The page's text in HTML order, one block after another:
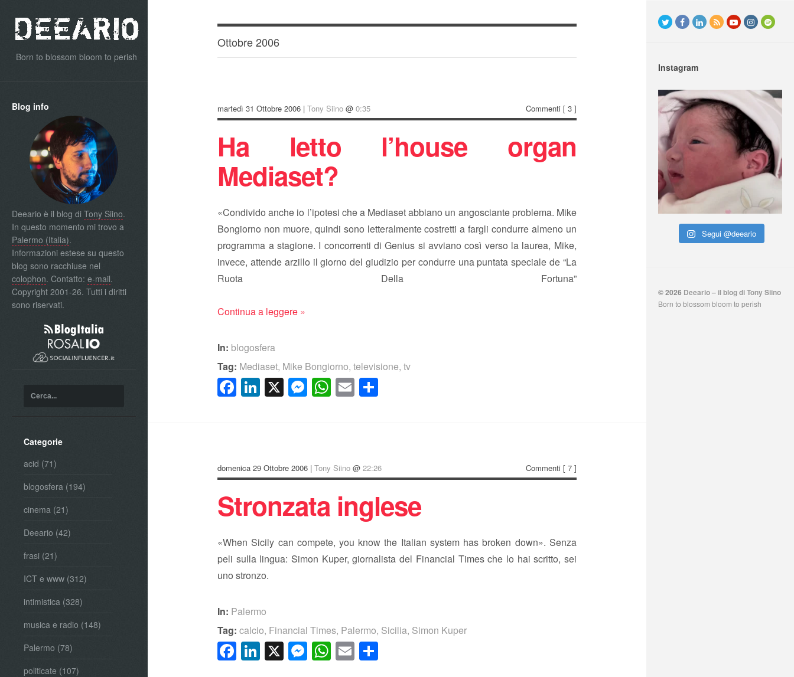
Born to blossom bloom to perish
Blog info
Deeario è il blog di Tony Siino.
In questo momento mi trovo a
Palermo (Italia).
Informazioni estese su questo
blog sono racchiuse nel
colophon. Contatto: e-mail.
Copyright 2001-26. Tutti i diritti
sono riservati.
Categorie
acid (71)
blogosfera (194)
cinema (21)
Deeario (42)
frasi (21)
ICT e www (312)
intimistica (328)
musica e radio (148)
Palermo (78)
politicate (107)
Ottobre 2006
martedì 31 Ottobre 2006 |Tony Siino @0:35 Commenti [ 3 ]
Ha letto l’house organ
Mediaset?
«Condivido anche io l’ipotesi che a Mediaset abbiano un angosciante problema. Mike
Bongiorno non muore, quindi sono letteralmente costretti a fargli condurre almeno un
programma a stagione. I concorrenti di Genius si avviano così verso la laurea, Mike,
invece, attende arzillo il giorno del giudizio per condurre una puntata speciale de “La
Ruota Della Fortuna”
Continua a leggere »
In: blogosfera
Tag: Mediaset, Mike Bongiorno,televisione,tv
Facebook
LinkedIn
X Messenger
WhatsApp
Email
domenica 29 Ottobre 2006 |Tony Siino @22:26 Commenti [ 7 ]
Stronzata inglese
«When Sicily can compete, you know the Italian system has broken down». Senza
peli sulla lingua: Simon Kuper, giornalista del Financial Times che lo hai scritto, sei
uno stronzo.
In: Palermo
Tag: calcio, Financial Times, Palermo, Sicilia, Simon Kuper
Facebook
LinkedIn
X Messenger
WhatsApp
Email
Instagram
Segui @deeario
© 2026 Deeario – il blog di Tony Siino
Born to blossom bloom to perish